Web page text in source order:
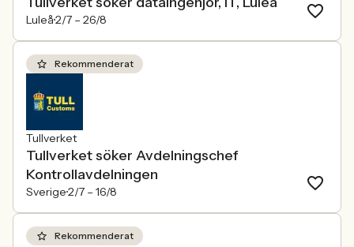
Luleå2/7 – 26/8
Rekommenderat
Tullverket
Tullverket söker Avdelningschef
Kontrollavdelningen
Sverige2/7 – 16/8
Rekommenderat